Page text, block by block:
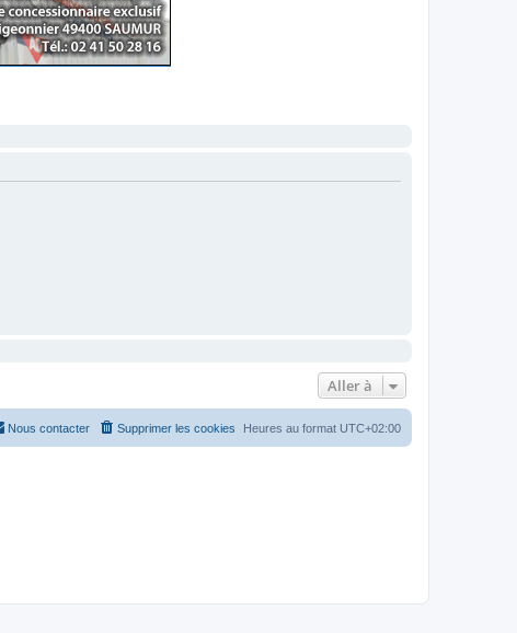
Aller à
Heures au format UTC+02:00
Supprimer les cookies
Nous contacter